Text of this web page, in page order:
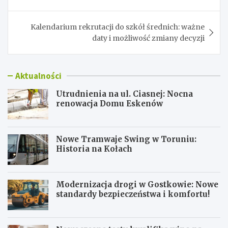
Kalendarium rekrutacji do szkół średnich: ważne
daty i możliwość zmiany decyzji
Aktualności
Utrudnienia na ul. Ciasnej: Nocna
renowacja Domu Eskenów
Nowe Tramwaje Swing w Toruniu:
Historia na Kołach
Modernizacja drogi w Gostkowie: Nowe
standardy bezpieczeństwa i komfortu!